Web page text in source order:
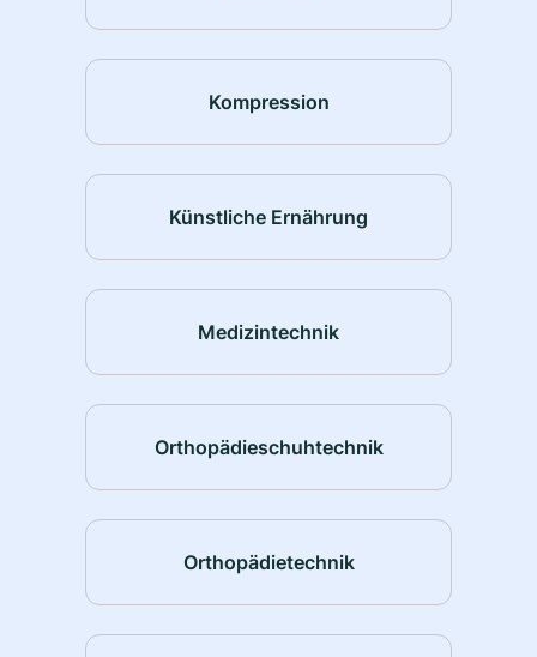
Kompression
Künstliche Ernährung
Medizintechnik
Orthopädieschuhtechnik
Orthopädietechnik